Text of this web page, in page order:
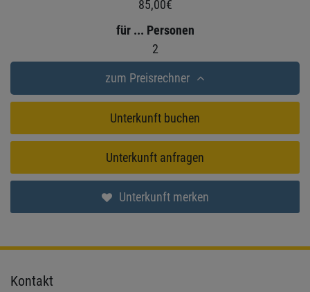
85,00€
für ... Personen
2
zum Preisrechner
Unterkunft buchen
Unterkunft anfragen
Unterkunft merken
Kontakt